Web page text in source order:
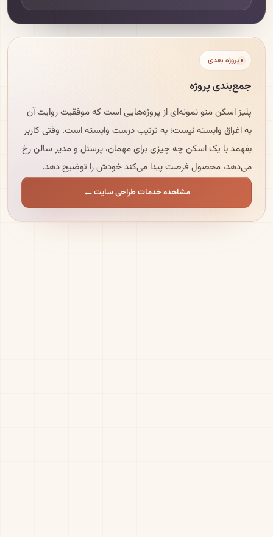
پروژه بعدی
جمع‌بندی پروژه
پلیز اسکن منو نمونه‌ای از پروژه‌هایی است که موفقیت روایت آن
به اغراق وابسته نیست؛ به ترتیب درست وابسته است. وقتی کاربر
بفهمد با یک اسکن چه چیزی برای مهمان، پرسنل و مدیر سالن رخ
می‌دهد، محصول فرصت پیدا می‌کند خودش را توضیح دهد.
مشاهده خدمات طراحی سایت